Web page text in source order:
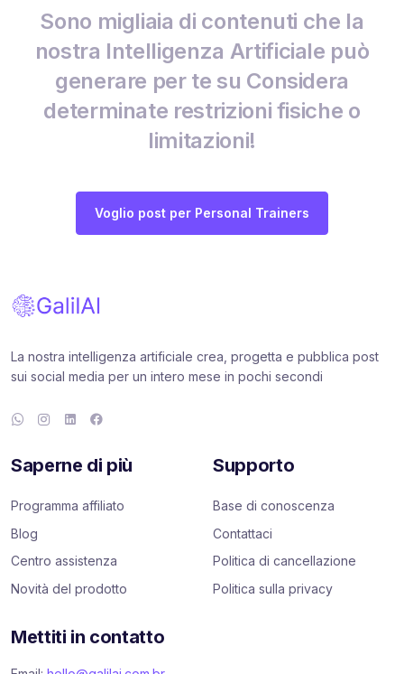
Sono migliaia di contenuti che la
nostra Intelligenza Artificiale può
generare per te su Considera
determinate restrizioni fisiche o
limitazioni!
Voglio post per Personal Trainers
La nostra intelligenza artificiale crea, progetta e pubblica post
sui social media per un intero mese in pochi secondi
Saperne di più
Programma affiliato
Blog
Centro assistenza
Novità del prodotto
Supporto
Base di conoscenza
Contattaci
Politica di cancellazione
Politica sulla privacy
Mettiti in contatto